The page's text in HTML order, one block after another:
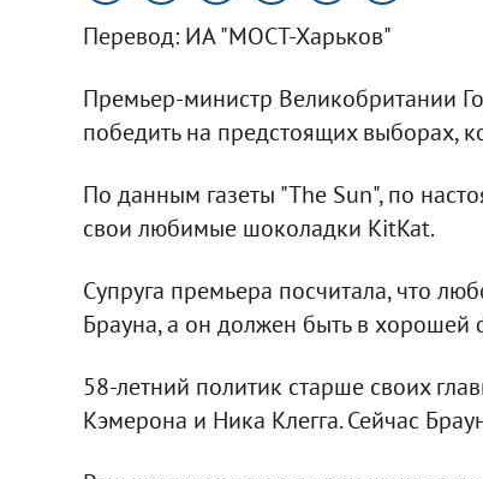
Перевод: ИА "МОСТ-Харьков"
Премьер-министр Великобритании
победить на предстоящих выборах,
По данным газеты "The Sun", по
свои любимые шоколадки KitKat.
Супруга премьера посчитала, что
Брауна, а он должен быть в
58-летний политик старше своих
Кэмерона и Ника Клегга. Сейчас